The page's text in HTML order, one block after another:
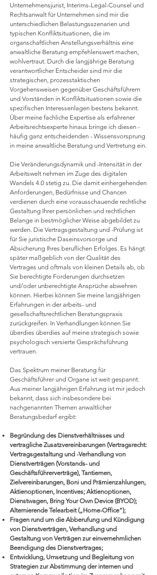
Unternehmensjurist, Interims-Legal-Counsel und
Rechtsanwalt für Unternehmen sind mir die
unterschiedlichen Belastungsszenarien und
typischen Konfliktsituationen, die im
organschaftlichen Anstellungsverhältnis eine
anwaltliche Beratung empfehlenswert machen,
wohlvertraut. Durch die langjährige Beratung
verantwortlicher Entscheider sind mir die
strategischen, prozesstaktischen
Vorgehensweisen gegenüber Geschäftsführern
und Vorständen in Konfliktsituationen sowie die
spezifischen Interessenlagen bestens bekannt.
Über meine fachliche Expertise als erfahrener
Arbeitsrechtsexperte hinaus bringe ich diesen -
häufig ganz entscheidenden - Wissensvorsprung
in meine anwaltliche Beratung und Vertretung ein.
Die Veränderungsdynamik und -Intensität in der
Arbeitswelt nehmen im Zuge des digitalen
Wandels 4.0 stetig zu. Die damit einhergehenden
Anforderungen, Bedürfnisse und Chancen
verdienen durch eine vorausschauende rechtliche
Gestaltung Ihrer persönlichen und rechtlichen
Belange in bestmöglicher Weise abgebildet zu
werden. Die Vertragsgestaltung und -Prüfung ist
für Sie juristische Daseinsvorsorge und
Absicherung Ihres beruflichen Erfolges. Es hängt
später maßgeblich von der Qualität des
Vertrages und oftmals von kleinen Details ab, ob
Sie berechtigte Forderungen durchsetzen
und/oder unberechtigte Ansprüche abwehren
können. Hierbei können Sie meine langjährigen
Erfahrungen in der arbeits- und
gesellschaftsrechtlichen Beratungspraxis
zurückgreifen. In Verhandlungen können Sie
überdies überdies auf meine strategisch sowie
psychologisch versierte Gesprächsführung
vertrauen.
Das Spektrum meiner Beratung für
Geschäftsführer und Organe ist weit gespannt.
Aus meiner langjährigen Erfahrung ist mir jedoch
bekannt, dass sich insbesondere bei
nachgenannten Themen anwaltlicher
Beratungsbedarf ergibt:
Begründung des Dienstverhältnisses und
vertragliche Zusatzvereinbarungen (Vertragsrecht:
Vertragsgestaltung und -Verhandlung von
Dienstverträgen (Vorstands- und
Geschäftsführerverträge), Tantiemen,
Zielvereinbarungen, Boni und Prämienzahlungen,
Aktienoptionen, Incentives; Aktienoptionen,
Dienstwagen, Bring Your Own Device (BYOD);
Alternierende Telearbeit („Home-Office“);
Fragen rund um die Abberufung und Kündigung
von Dienstverträgen, Verhandlung und
Gestaltung von Verträgen zur einvernehmlichen
Beendigung des Dienstvertrages;
Entwicklung, Umsetzung und Begleitung von
Strategien zur Abstimmung der internen und